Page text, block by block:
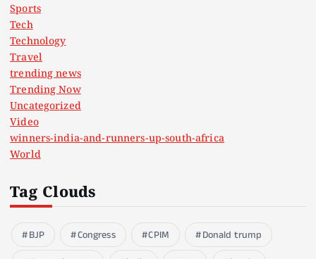
Sports
Tech
Technology
Travel
trending news
Trending Now
Uncategorized
Video
winners-india-and-runners-up-south-africa
World
Tag Clouds
BJP Congress CPIM
Donald trump